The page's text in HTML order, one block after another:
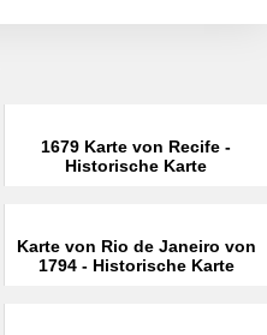
1679 Karte von Recife -
Historische Karte
Karte von Rio de Janeiro von
1794 - Historische Karte